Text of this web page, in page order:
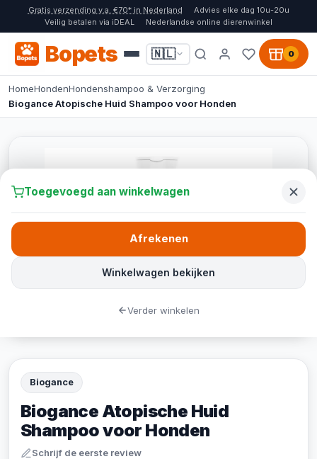
Gratis verzending v.a. €70* in Nederland
Advies elke dag 10u-20u
Veilig betalen via iDEAL
Nederlandse online dierenwinkel
Bopets 🇳🇱 0
HomeHondenHondenshampoo & Verzorging
Biogance Atopische Huid Shampoo voor Honden
Biogance
Biogance Atopische Huid
Shampoo voor Honden
Schrijf de eerste review
Toegevoegd aan winkelwagen
Winkelwagen bekijken
Afrekenen
Verder winkelen